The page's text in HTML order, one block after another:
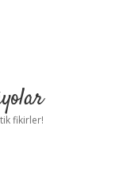
fikirler!